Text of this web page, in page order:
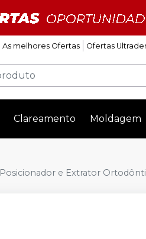
As melhores Ofertas Ofertas
Clareamento Moldagem
Posicionador e Extrator